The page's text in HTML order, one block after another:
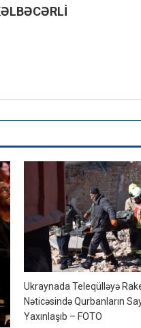
Ukraynada Teleqülləyə
Nəticəsində Qurbanların
Yaxınlaşıb – FOTO